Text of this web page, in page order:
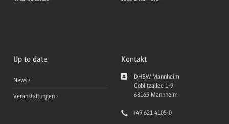
Up to date
News
Veranstaltungen
Kontakt
DHBW Mannheim
Coblitzallee 1-9
68163 Mannheim
+49 621 4105-0